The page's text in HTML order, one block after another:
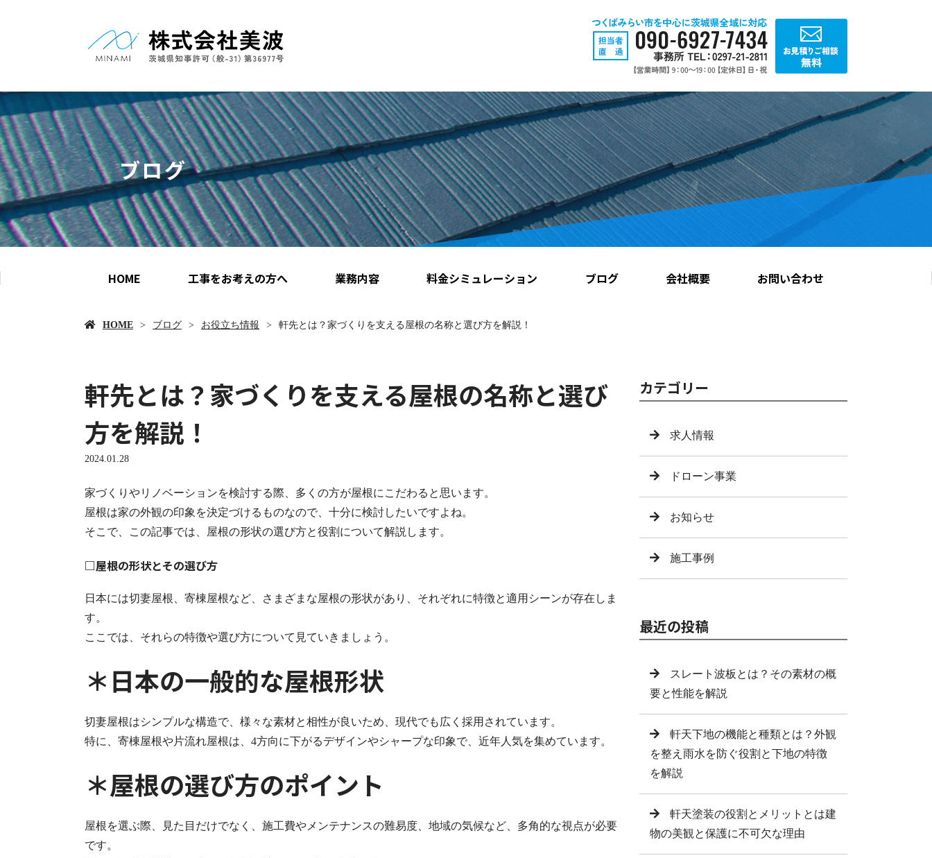
ブログ
HOME 工事をお考えの方へ 業務内容 料金シミュレーション ブログ 会社概要 お問い合わせ
HOME ブログ お役立ち情報 軒先とは？家づくりを支える屋根の名称と選び方を解説！
軒先とは？家づくりを支える屋根の名称と選び
方を解説！
2024.01.28
家づくりやリノベーションを検討する際、多くの方が屋根にこだわると思います。
屋根は家の外観の印象を決定づけるものなので、十分に検討したいですよね。
そこで、この記事では、屋根の形状の選び方と役割について解説します。
□屋根の形状とその選び方
日本には切妻屋根、寄棟屋根など、さまざまな屋根の形状があり、それぞれに特徴と適用シーンが存在しま
す。
ここでは、それらの特徴や選び方について見ていきましょう。
＊日本の一般的な屋根形状
切妻屋根はシンプルな構造で、様々な素材と相性が良いため、現代でも広く採用されています。
特に、寄棟屋根や片流れ屋根は、4方向に下がるデザインやシャープな印象で、近年人気を集めています。
＊屋根の選び方のポイント
屋根を選ぶ際、見た目だけでなく、施工費やメンテナンスの難易度、地域の気候など、多角的な視点が必要
です。
カテゴリー
求人情報
ドローン事業
お知らせ
施工事例
最近の投稿
スレート波板とは？その素材の概
要と性能を解説
軒天下地の機能と種類とは？外観
を整え雨水を防ぐ役割と下地の特徴
を解説
軒天塗装の役割とメリットとは建
物の美観と保護に不可欠な理由